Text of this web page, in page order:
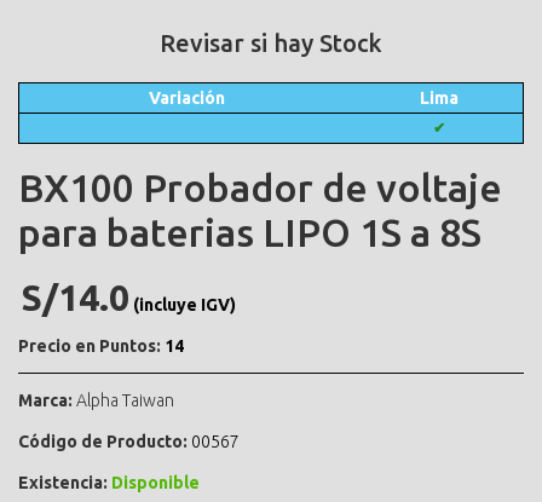
Revisar si hay Stock
Variación Lima
✔
BX100 Probador de voltaje
para baterias LIPO 1S a 8S
S/14.0 (incluye IGV)
Precio en Puntos: 14
Marca: Alpha Taiwan
Código de Producto: 00567
Existencia: Disponible